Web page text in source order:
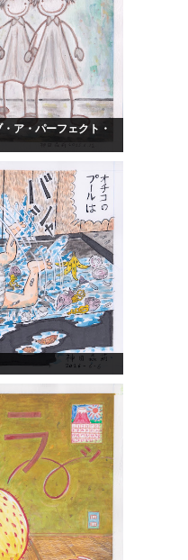
・ア・パーフェクト・